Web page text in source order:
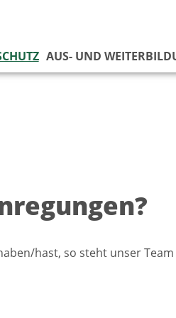
AUS- UND
hast, so steht unser